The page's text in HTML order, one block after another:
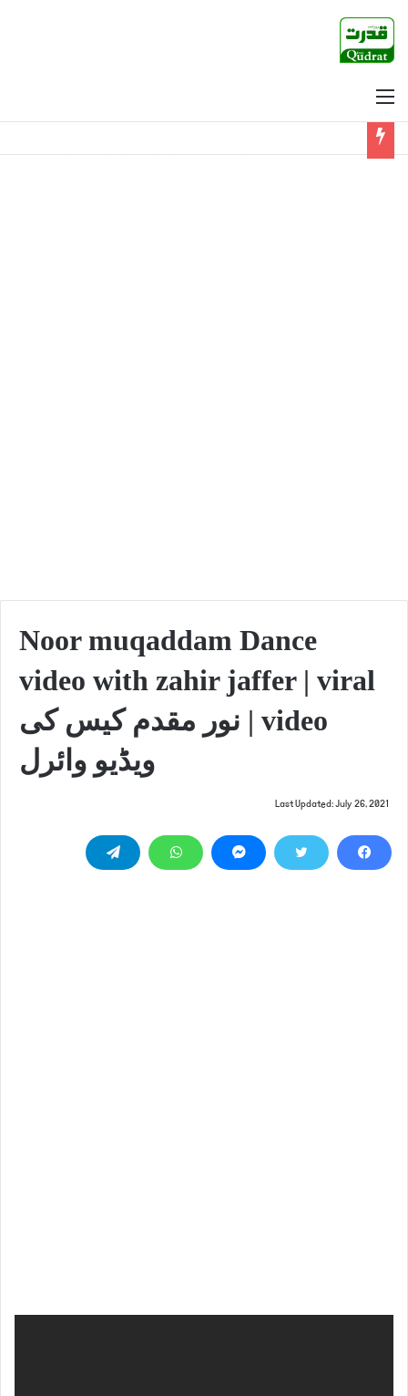
Noor muqaddam Dance
video with zahir jaffer | viral
video | نور مقدم کیس کی
ویڈیو وائرل
Last Updated: July 26, 2021